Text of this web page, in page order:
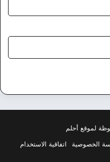
لموقع أحلم
الخصوصية اتفاقية الاستخدام